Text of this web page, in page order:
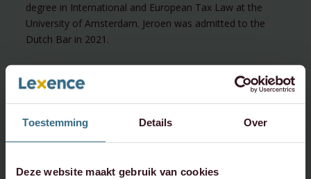
Toestemming Details Over
Deze website maakt gebruik van cookies
degree in International and European Tax Law at the
University of Amsterdam. Jeroen was admitted to the
Dutch Bar in 2021.